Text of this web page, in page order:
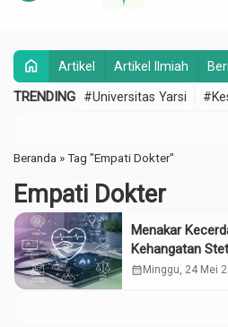
home Artikel Artikel Ilmiah
TRENDING #Universitas Yarsi
Beranda »Tag "Empati Dokter"
Empati Dokter
Menakar
Kehangatan
calendar_month Minggu, 24 Mei